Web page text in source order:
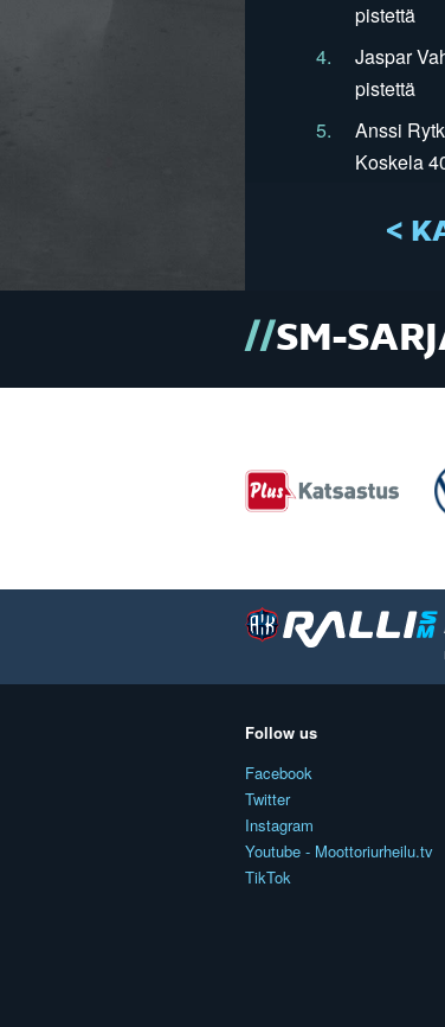
pistettä
4.
Jaspar
pistettä
5.
Anssi
Koskela
<
SM-
Follow us
Facebook
Twitter
Instagram
Youtube - Moottoriurheilu.tv
TikTok